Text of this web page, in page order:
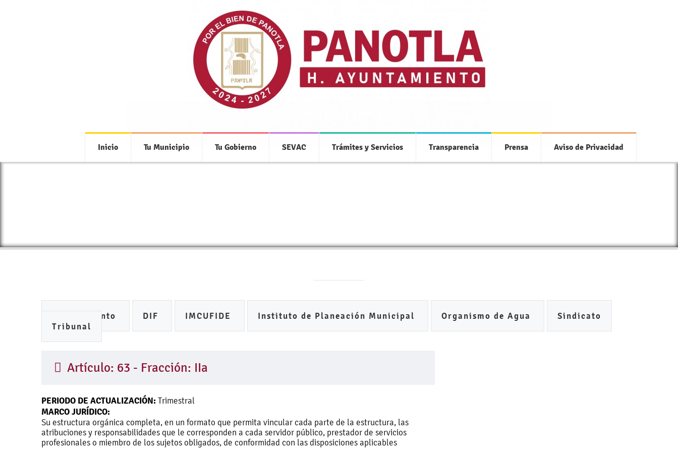
Inicio Tu Municipio Tu Gobierno SEVAC Trámites y Servicios Transparencia Prensa Aviso de Privacidad
Accede a toda la información pública de oficio relacionada con tu municipio
Ayuntamiento DIF IMCUFIDE Instituto de Planeación Municipal Organismo de Agua
Sindicato
Tribunal
Artículo: 63 - Fracción: IIa
PERIODO DE ACTUALIZACIÓN: Trimestral
MARCO JURÍDICO:
Su estructura orgánica completa, en un formato que permita vincular cada parte de la estructura, las
atribuciones y responsabilidades que le corresponden a cada servidor público, prestador de servicios
profesionales o miembro de los sujetos obligados, de conformidad con las disposiciones aplicables